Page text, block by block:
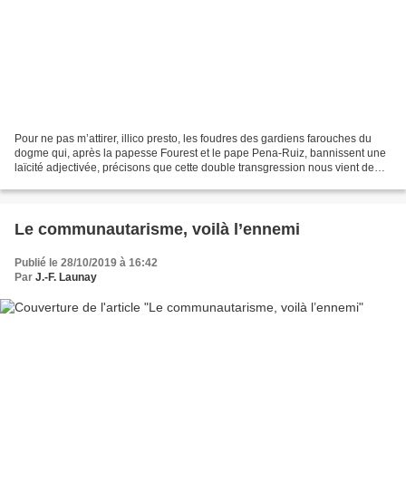
Pour ne pas m’attirer, illico presto, les foudres des gardiens farouches du
dogme qui, après la papesse Fourest et le pape Pena-Ruiz, bannissent une
laïcité adjectivée, précisons que cette double transgression nous vient de
Le communautarisme, voilà l’ennemi
Publié le 28/10/2019 à 16:42
Par J.-F. Launay